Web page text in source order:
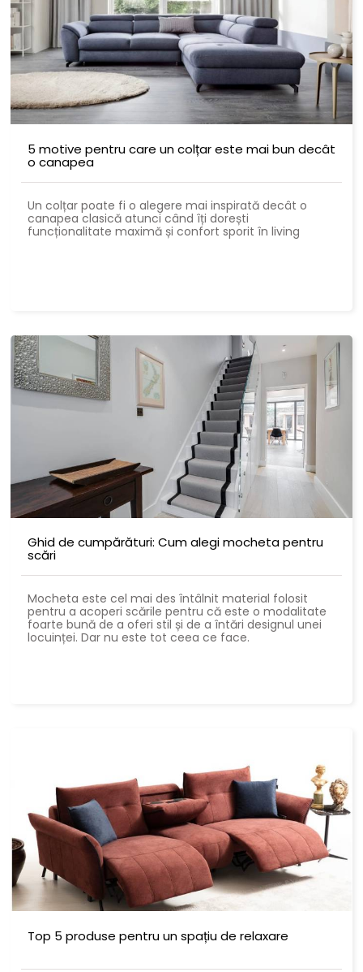
5 motive pentru care un colțar este mai bun decât
o canapea
Un colțar poate fi o alegere mai inspirată decât o
canapea clasică atunci când îți dorești
funcționalitate maximă și confort sporit în living
Ghid de cumpărături: Cum alegi mocheta pentru
scări
Mocheta este cel mai des întâlnit material folosit
pentru a acoperi scările pentru că este o modalitate
foarte bună de a oferi stil și de a întări designul unei
locuinței. Dar nu este tot ceea ce face.
Top 5 produse pentru un spațiu de relaxare